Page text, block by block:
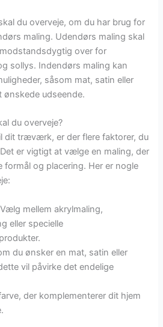
du overveje, om du har brug for
maling. Udendørs maling skal
over for
sollys. Indendørs maling kan
såsom mat, satin eller
udseende.
du overveje?
dit træværk, er der flere faktorer, du
er vigtigt at vælge en maling, der
formål og placering. Her er nogle
mellem akrylmaling,
eller specielle
du ønsker en mat, satin eller
vil påvirke det endelige
der komplementerer dit hjem